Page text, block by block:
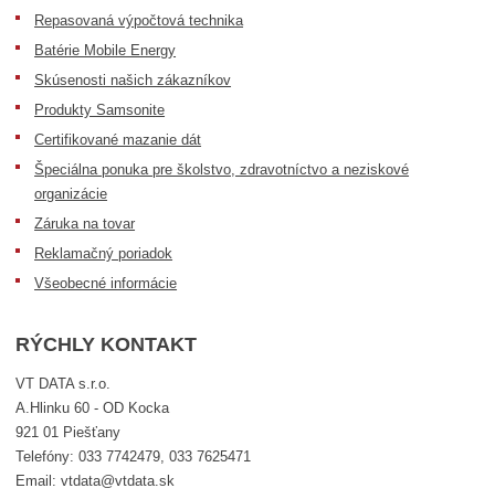
Repasovaná výpočtová technika
Batérie Mobile Energy
Skúsenosti našich zákazníkov
Produkty Samsonite
Certifikované mazanie dát
Špeciálna ponuka pre školstvo, zdravotníctvo a neziskové
organizácie
Záruka na tovar
Reklamačný poriadok
Všeobecné informácie
RÝCHLY KONTAKT
VT DATA s.r.o.
A.Hlinku 60 - OD Kocka
921 01 Piešťany
Telefóny: 033 7742479, 033 7625471
Email: vtdata@vtdata.sk